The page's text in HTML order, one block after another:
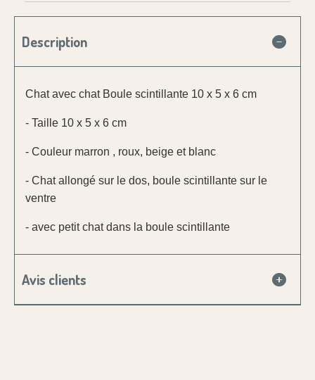
Description
Chat avec chat Boule scintillante 10 x 5 x 6 cm
- Taille 10 x 5 x 6 cm
- Couleur marron , roux, beige et blanc
- Chat allongé sur le dos, boule scintillante sur le
ventre
- avec petit chat dans la boule scintillante
Avis clients